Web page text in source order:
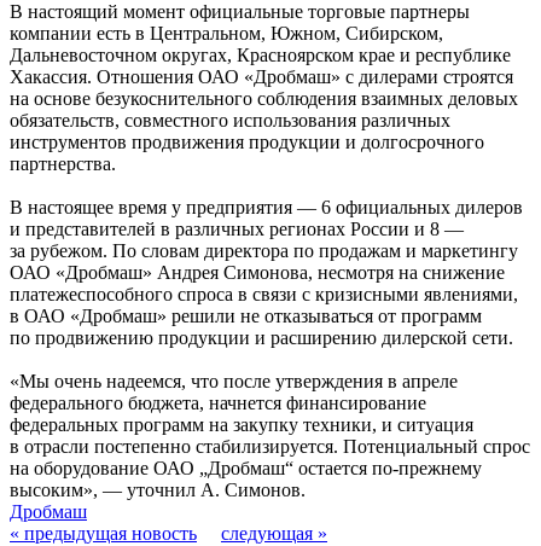
В настоящий момент официальные торговые партнеры
компании есть в Центральном, Южном, Сибирском,
Дальневосточном округах, Красноярском крае и республике
Хакассия. Отношения ОАО «Дробмаш» с дилерами строятся
на основе безукоснительного соблюдения взаимных деловых
обязательств, совместного использования различных
инструментов продвижения продукции и долгосрочного
партнерства.
В настоящее время у предприятия — 6 официальных дилеров
и представителей в различных регионах России и 8 —
за рубежом. По словам директора по продажам и маркетингу
ОАО «Дробмаш» Андрея Симонова, несмотря на снижение
платежеспособного спроса в связи с кризисными явлениями,
в ОАО «Дробмаш» решили не отказываться от программ
по продвижению продукции и расширению дилерской сети.
«Мы очень надеемся, что после утверждения в апреле
федерального бюджета, начнется финансирование
федеральных программ на закупку техники, и ситуация
в отрасли постепенно стабилизируется. Потенциальный спрос
на оборудование ОАО „Дробмаш“ остается по-прежнему
высоким», — уточнил А. Симонов.
Дробмаш
« предыдущая новость
следующая »